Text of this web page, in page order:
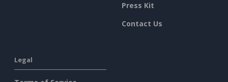
Press Kit
Contact Us
Legal